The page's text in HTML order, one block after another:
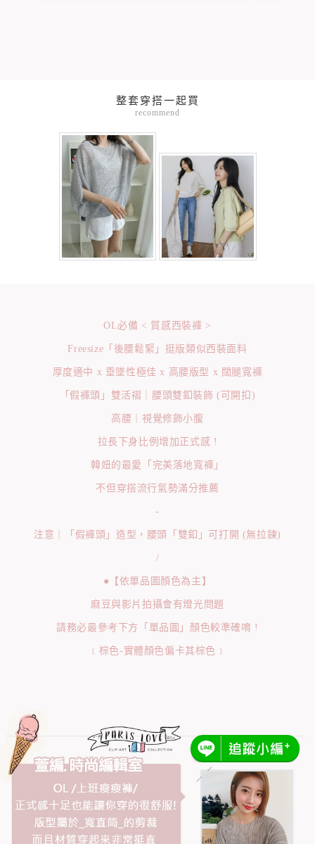
整套穿搭一起買
recommend
OL必備 < 質感西裝褲 >
Freesize「後腰鬆緊」挺版類似西裝面料
厚度適中 x 垂墜性極佳 x 高腰版型 x 闊腿寬褲
「假褲頭」雙活褶｜腰頭雙釦裝飾 (可開扣)
高腰｜視覺修飾小腹
拉長下身比例增加正式感 !
韓妞的最愛「完美落地寬褲」
不但穿搭流行氣勢滿分推薦
-
注意｜「假褲頭」造型，腰頭「雙釦」可打開 (無拉鍊)
/
●【依單品圖顏色為主】
麻豆與影片拍攝會有燈光問題
請務必最參考下方「單品圖」顏色較準確唷 !
﹝棕色-實體顏色偏卡其棕色﹞